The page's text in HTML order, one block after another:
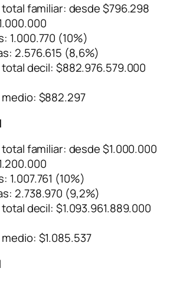
familiar: desde $796.298
1.000.770 (10%)
2.576.615 (8,6%)
decil: $882.976.579.000
$882.297
familiar: desde $1.000.000
1.007.761 (10%)
2.738.970 (9,2%)
decil: $1.093.961.889.000
$1.085.537